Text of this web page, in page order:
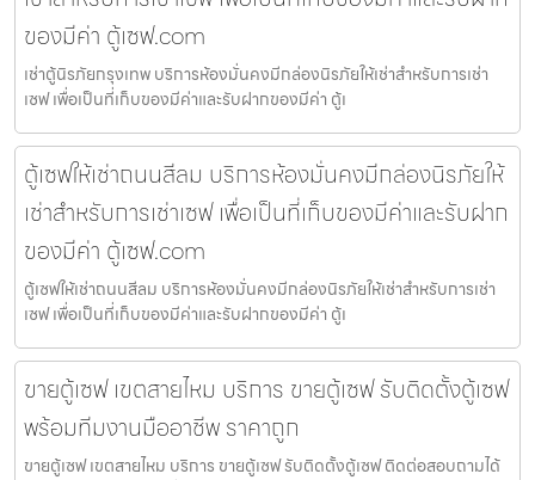
ของมีค่า ตู้เซฟ.com
เช่าตู้นิรภัยกรุงเทพ บริการห้องมั่นคงมีกล่องนิรภัยให้เช่าสำหรับการเช่า
เซฟ เพื่อเป็นที่เก็บของมีค่าและรับฝากของมีค่า ตู้เ
ตู้เซฟให้เช่าถนนสีลม บริการห้องมั่นคงมีกล่องนิรภัยให้
เช่าสำหรับการเช่าเซฟ เพื่อเป็นที่เก็บของมีค่าและรับฝาก
ของมีค่า ตู้เซฟ.com
ตู้เซฟให้เช่าถนนสีลม บริการห้องมั่นคงมีกล่องนิรภัยให้เช่าสำหรับการเช่า
เซฟ เพื่อเป็นที่เก็บของมีค่าและรับฝากของมีค่า ตู้เ
ขายตู้เซฟ เขตสายไหม บริการ ขายตู้เซฟ รับติดตั้งตู้เซฟ
พร้อมทีมงานมืออาชีพ ราคาถูก
ขายตู้เซฟ เขตสายไหม บริการ ขายตู้เซฟ รับติดตั้งตู้เซฟ ติดต่อสอบถามได้